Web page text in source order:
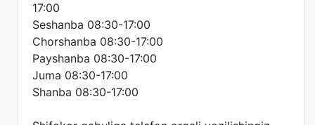
17:00
Seshanba 08:30-17:00
Chorshanba 08:30-17:00
Payshanba 08:30-17:00
Juma 08:30-17:00
Shanba 08:30-17:00